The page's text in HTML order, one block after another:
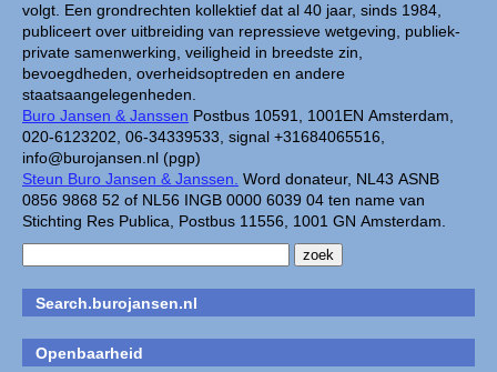
volgt. Een grondrechten kollektief dat al 40 jaar, sinds 1984,
publiceert over uitbreiding van repressieve wetgeving, publiek-
private samenwerking, veiligheid in breedste zin,
bevoegdheden, overheidsoptreden en andere
staatsaangelegenheden.
Buro Jansen & Janssen Postbus 10591, 1001EN Amsterdam,
020-6123202, 06-34339533, signal +31684065516,
info@burojansen.nl (pgp)
Steun Buro Jansen & Janssen. Word donateur, NL43 ASNB
0856 9868 52 of NL56 INGB 0000 6039 04 ten name van
Stichting Res Publica, Postbus 11556, 1001 GN Amsterdam.
Search.burojansen.nl
Openbaarheid